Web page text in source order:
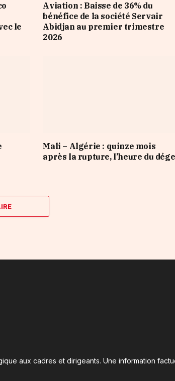
le
Aviation : Baisse de 36% du
bénéfice de la société Servair
Abidjan au premier trimestre
2026
Mali – Algérie : quinze mois
après la rupture, l’heure du
aux cadres et dirigeants. Une information